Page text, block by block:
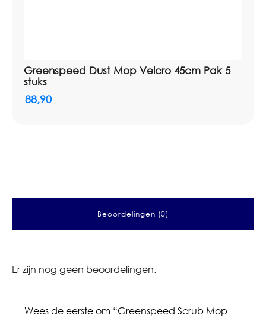
Greenspeed Dust Mop Velcro 45cm Pak 5
stuks
88,90
Beoordelingen (0)
Er zijn nog geen beoordelingen.
Wees de eerste om “Greenspeed Scrub Mop